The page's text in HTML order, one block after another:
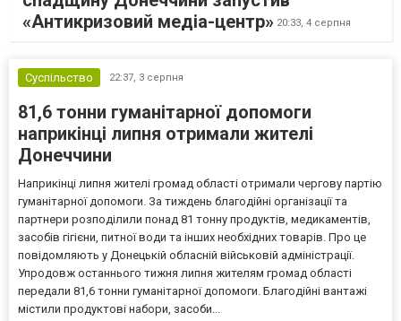
«Антикризовий медіа-центр» 20:33, 4 серпня
Суспільство 22:37, 3 серпня
81,6 тонни гуманітарної допомоги
наприкінці липня отримали жителі
Донеччини
Наприкінці липня жителі громад області отримали чергову партію
гуманітарної допомоги. За тиждень благодійні організації та
партнери розподілили понад 81 тонну продуктів, медикаментів,
засобів гігієни, питної води та інших необхідних товарів. Про це
повідомляють у Донецькій обласній військовій адміністрації.
Упродовж останнього тижня липня жителям громад області
передали 81,6 тонни гуманітарної допомоги. Благодійні вантажі
містили продуктові набори, засоби...